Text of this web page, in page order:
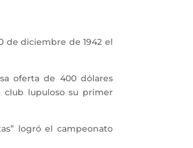
de diciembre de 1942 el
oferta de 400 dólares
club lupuloso su primer
logró el campeonato